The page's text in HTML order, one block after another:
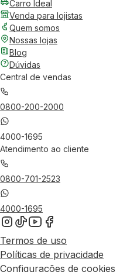
Carro Ideal
Venda para lojistas
Quem somos
Nossas lojas
Blog
Dúvidas
Central de vendas
0800-200-2000
4000-1695
Atendimento ao cliente
0800-701-2523
4000-1695
Termos de uso
Políticas de privacidade
Configurações de cookies